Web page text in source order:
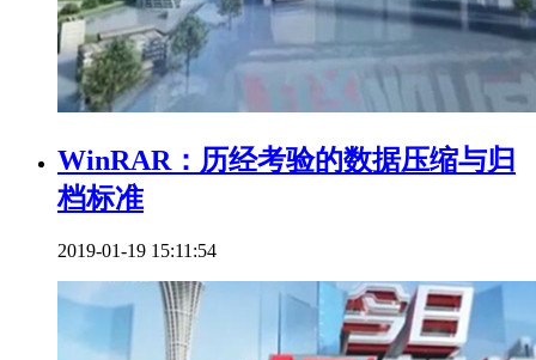
WinRAR：历经考验的数据压缩与归
档标准
2019-01-19 15:11:54